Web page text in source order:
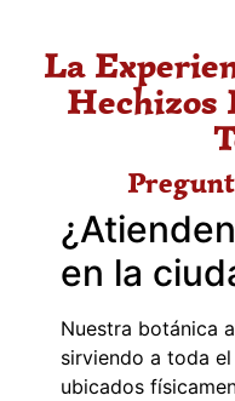
La
Hechizos
en la
Nuestra botánica
sirviendo a toda
ubicados